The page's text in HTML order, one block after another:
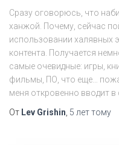
Сразу оговорюсь, что
ханжой. Почему, сейчас
использовании халявных
контента. Получается
самые очевидные: игры,
фильмы, ПО, что еще…
меня откровенно вводит в
От Lev Grishin 5 леттому